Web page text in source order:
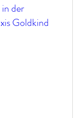
der
Goldkind